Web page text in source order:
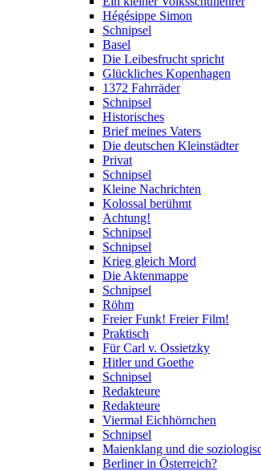
Hégésippe Simon
Schnipsel
Basel
Die Leibesfrucht spricht
Glückliches Kopenhagen
1372 Fahrräder
Schnipsel
Historisches
Brief meines Vaters
Die deutschen Kleinstädter
Privat
Schnipsel
Kleine Nachrichten
Kolossal berühmt
Achtung!
Schnipsel
Schnipsel
Krieg gleich Mord
Die Aktenmappe
Schnipsel
Röhm
Freier Funk! Freier Film!
Praktisch
Für Carl v. Ossietzky
Hitler und Goethe
Schnipsel
Redakteure
Redakteure
Viermal Eichhörnchen
Schnipsel
Maienklang und die
Berliner in Österreich?